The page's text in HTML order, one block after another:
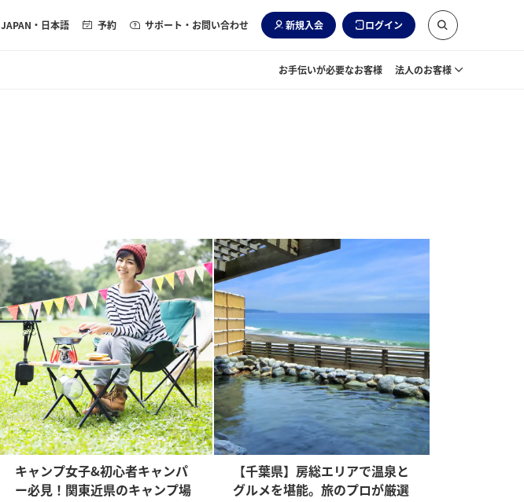
JAPAN ・日本語 予約 サポート・お問い合わせ 新規入会 ログイン
お手伝いが必要なお客様 法人のお客様
キャンプ女子&初心者キャンパ
ー必見！関東近県のキャンプ場
【千葉県】房総エリアで温泉と
グルメを堪能。旅のプロが厳選